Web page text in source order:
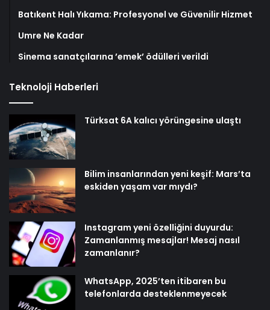
Batıkent Halı Yıkama: Profesyonel ve Güvenilir Hizmet
Umre Ne Kadar
Sinema sanatçılarına ’emek’ ödülleri verildi
Teknoloji Haberleri
Türksat 6A kalıcı yörüngesine ulaştı
Bilim insanlarından yeni keşif: Mars’ta
eskiden yaşam var mıydı?
Instagram yeni özelliğini duyurdu:
Zamanlanmış mesajlar! Mesaj nasıl
zamanlanır?
WhatsApp, 2025’ten itibaren bu
telefonlarda desteklenmeyecek